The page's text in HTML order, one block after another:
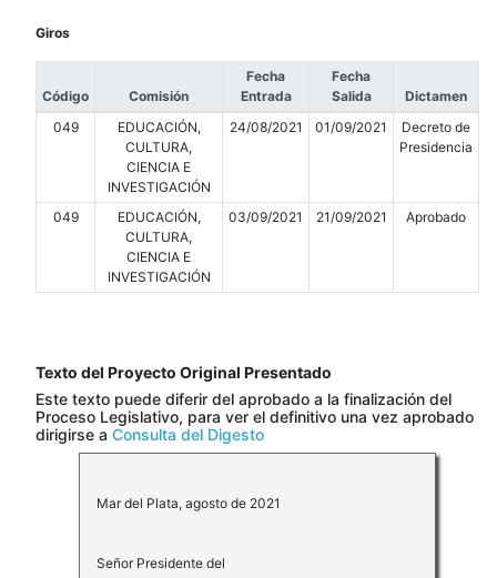
Giros
Código Comisión
Fecha
Entrada
Fecha
Salida
Dictamen
049
EDUCACIÓN,
CULTURA,
CIENCIA E
INVESTIGACIÓN
24/08/2021 01/09/2021
Decreto de
Presidencia
049
EDUCACIÓN,
CULTURA,
CIENCIA E
INVESTIGACIÓN
03/09/2021 21/09/2021 Aprobado
Texto del Proyecto Original Presentado
Este texto puede diferir del aprobado a la finalización del
Proceso Legislativo, para ver el definitivo una vez aprobado
dirigirse a Consulta del Digesto
Mar del Plata, agosto de 2021
Señor Presidente del